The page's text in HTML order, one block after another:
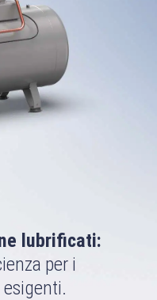
lubrificati:
per i